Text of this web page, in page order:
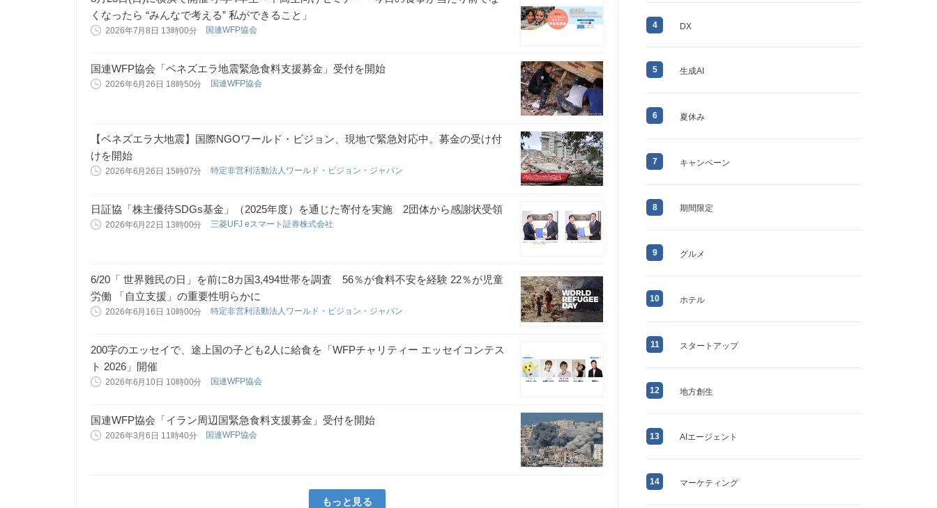
くなったら “みんなで考える” 私ができること」
2026年7月8日 13時00分 国連WFP協会
国連WFP協会「ベネズエラ地震緊急食料支援募金」受付を開始
2026年6月26日 18時50分 国連WFP協会
【ベネズエラ大地震】国際NGOワールド・ビジョン、現地で緊急対応中。募金の受け付
けを開始
2026年6月26日 15時07分 特定非営利活動法人ワールド・ビジョン・ジャパン
日証協「株主優待SDGs基金」（2025年度）を通じた寄付を実施 2団体から感謝状受領
2026年6月22日 13時00分 三菱UFJ eスマート証券株式会社
6/20「 世界難民の日」を前に8カ国3,494世帯を調査 56％が食料不安を経験 22％が児童
労働 「自立支援」の重要性明らかに
2026年6月16日 10時00分 特定非営利活動法人ワールド・ビジョン・ジャパン
200字のエッセイで、途上国の子ども2人に給食を「WFPチャリティー エッセイコンテス
ト 2026」開催
2026年6月10日 10時00分 国連WFP協会
国連WFP協会「イラン周辺国緊急食料支援募金」受付を開始
2026年3月6日 11時40分 国連WFP協会
もっと見る
4 DX
5 生成AI
6 夏休み
7 キャンペーン
8 期間限定
9 グルメ
10 ホテル
11 スタートアップ
12 地方創生
13 AIエージェント
14 マーケティング